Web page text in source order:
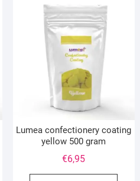
Lumea confectionery coating
yellow 500 gram
€6,95